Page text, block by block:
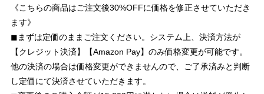
《こちらの商品はご注文後30%OFFに価格を修正させていただき
ます》
◼︎まずは定価のままご注文ください。システム上、決済方法が
【クレジット決済】【Amazon Pay】のみ価格変更が可能です。
他の決済の場合は価格変更ができませんので、ご了承済みと判断
し定価にて決済させていただきます。